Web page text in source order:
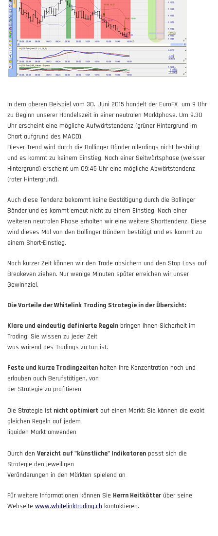
In dem oberen Beispiel vom 30. Juni 2015 handelt der EuroFX um 9 Uhr
zu Beginn unserer Handelszeit in einer neutralen Marktphase. Um 9.30
Uhr erscheint eine mögliche Aufwärtstendenz (grüner Hintergrund im
Chart aufgrund des MACD).
Dieser Trend wird durch die Bollinger Bänder allerdings nicht bestätigt
und es kommt zu keinem Einstieg. Nach einer Seitwärtsphase (weisser
Hintergrund) erscheint um 09:45 Uhr eine mögliche Abwärtstendenz
(roter Hintergrund).
Auch diese Tendenz bekommt keine Bestätigung durch die Bollinger
Bänder und es kommt erneut nicht zu einem Einstieg. Nach einer
weiteren neutralen Phase erhalten wir eine weitere Shorttendenz. Diese
wird dieses Mal von den Bollinger Bändern bestätigt und es kommt zu
einem Short-Einstieg.
Nach kurzer Zeit können wir den Trade absichern und den Stop Loss auf
Breakeven ziehen. Nur wenige Minuten später erreichen wir unser
Gewinnziel.
Die Vorteile der Whitelink Trading Strategie in der Übersicht:
Klare und eindeutig definierte Regeln bringen Ihnen Sicherheit im
Trading: Sie wissen zu jeder Zeit
was wärend des Tradings zu tun ist.
Feste und kurze Tradingzeiten halten Ihre Konzentration hoch und
erlauben auch Berufstätigen, von
der Strategie zu profitieren
Die Strategie ist nicht optimiert auf einen Markt: Sie können die exakt
gleichen Regeln auf jedem
liquiden Markt anwenden
Durch den Verzicht auf "künstliche" Indikatoren passt sich die
Strategie den jeweiligen
Veränderungen in den Märkten spielend an
Für weitere Informationen können Sie Herrn Heitkötter über seine
Webseite www.whitelinktrading.ch kontaktieren.